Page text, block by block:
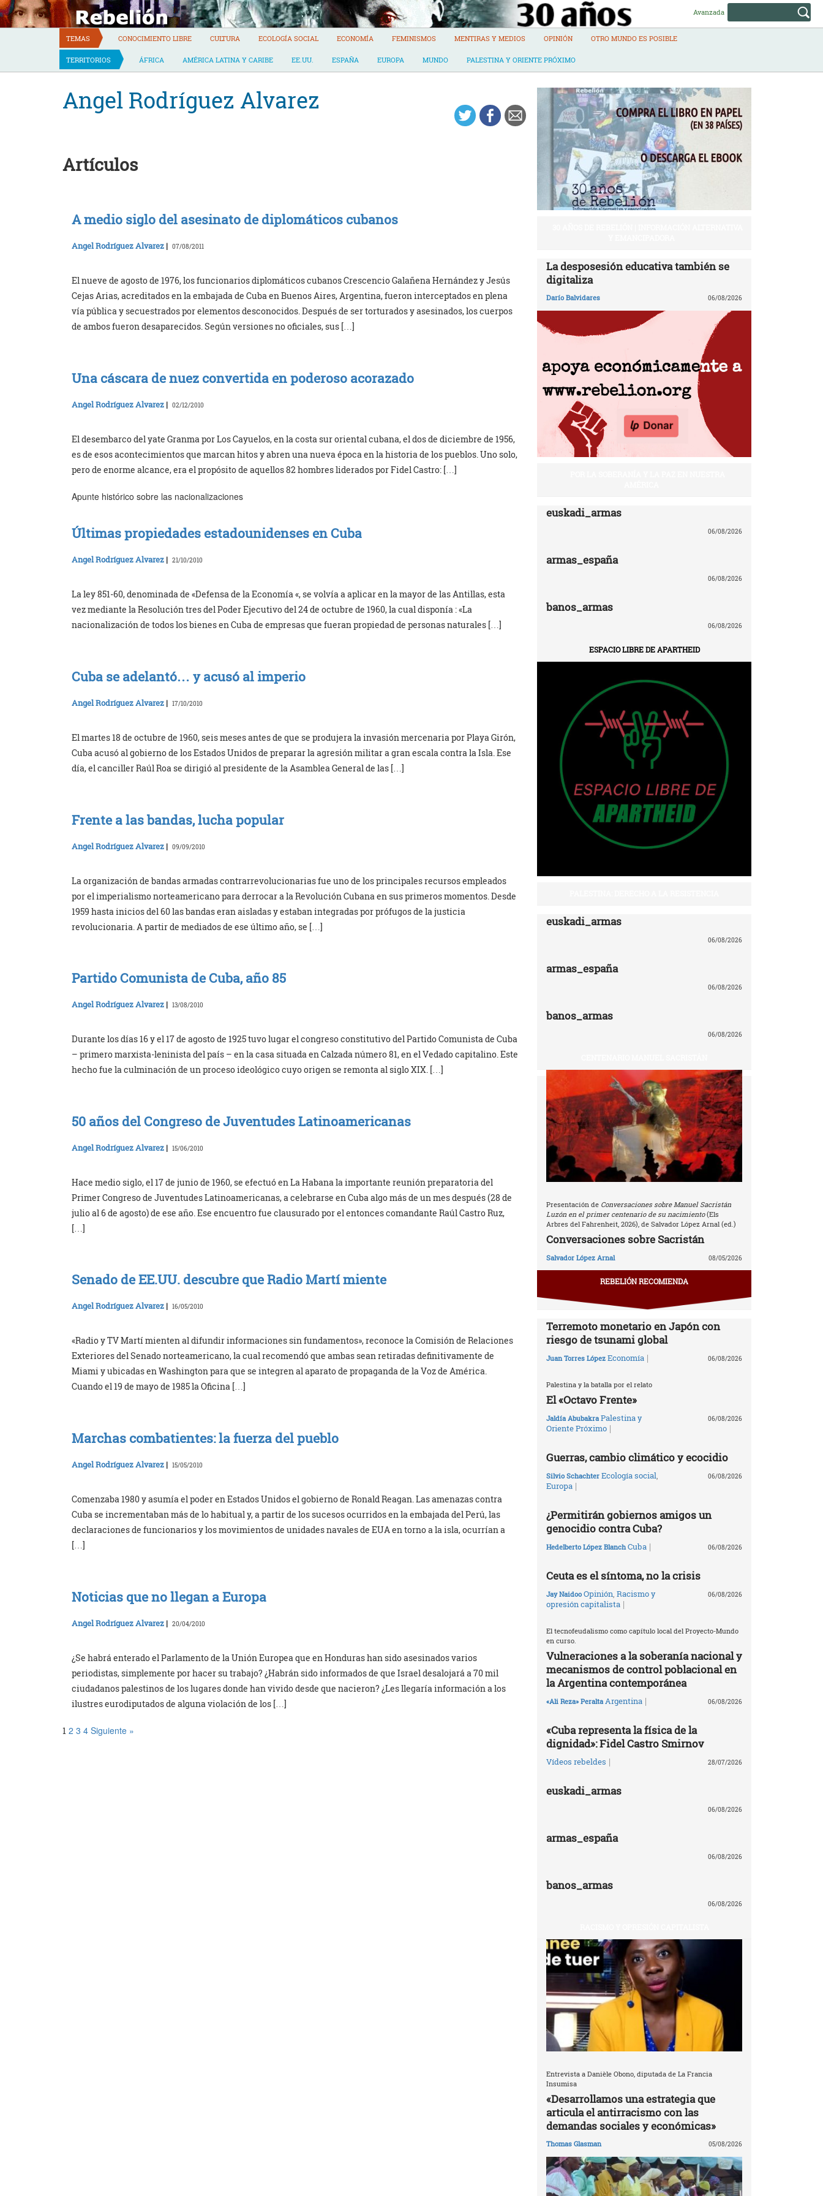
Skip
to
content
Avanzada
TEMAS CONOCIMIENTO LIBRE CULTURA ECOLOGÍA SOCIAL ECONOMÍA FEMINISMOS MENTIRAS Y MEDIOS OPINIÓN OTRO MUNDO ES POSIBLE
TERRITORIOS ÁFRICA AMÉRICA LATINA Y CARIBE EE.UU. ESPAÑA EUROPA MUNDO PALESTINA Y ORIENTE PRÓXIMO
Angel Rodríguez Alvarez
Artículos
A medio siglo del asesinato de diplomáticos cubanos
Angel Rodríguez Alvarez | 07/08/2011
El nueve de agosto de 1976, los funcionarios diplomáticos cubanos Crescencio Galañena Hernández y Jesús
Cejas Arias, acreditados en la embajada de Cuba en Buenos Aires, Argentina, fueron interceptados en plena
vía pública y secuestrados por elementos desconocidos. Después de ser torturados y asesinados, los cuerpos
de ambos fueron desaparecidos. Según versiones no oficiales, sus […]
Una cáscara de nuez convertida en poderoso acorazado
Angel Rodríguez Alvarez | 02/12/2010
El desembarco del yate Granma por Los Cayuelos, en la costa sur oriental cubana, el dos de diciembre de 1956,
es de esos acontecimientos que marcan hitos y abren una nueva época en la historia de los pueblos. Uno solo,
pero de enorme alcance, era el propósito de aquellos 82 hombres liderados por Fidel Castro: […]
Apunte histórico sobre las nacionalizaciones
Últimas propiedades estadounidenses en Cuba
Angel Rodríguez Alvarez | 21/10/2010
La ley 851-60, denominada de «Defensa de la Economía «, se volvía a aplicar en la mayor de las Antillas, esta
vez mediante la Resolución tres del Poder Ejecutivo del 24 de octubre de 1960, la cual disponía : «La
nacionalización de todos los bienes en Cuba de empresas que fueran propiedad de personas naturales […]
Cuba se adelantó… y acusó al imperio
Angel Rodríguez Alvarez | 17/10/2010
El martes 18 de octubre de 1960, seis meses antes de que se produjera la invasión mercenaria por Playa Girón,
Cuba acusó al gobierno de los Estados Unidos de preparar la agresión militar a gran escala contra la Isla. Ese
día, el canciller Raúl Roa se dirigió al presidente de la Asamblea General de las […]
Frente a las bandas, lucha popular
Angel Rodríguez Alvarez | 09/09/2010
La organización de bandas armadas contrarrevolucionarias fue uno de los principales recursos empleados
por el imperialismo norteamericano para derrocar a la Revolución Cubana en sus primeros momentos. Desde
1959 hasta inicios del 60 las bandas eran aisladas y estaban integradas por prófugos de la justicia
revolucionaria. A partir de mediados de ese último año, se […]
Partido Comunista de Cuba, año 85
Angel Rodríguez Alvarez | 13/08/2010
Durante los días 16 y el 17 de agosto de 1925 tuvo lugar el congreso constitutivo del Partido Comunista de Cuba
– primero marxista-leninista del país – en la casa situada en Calzada número 81, en el Vedado capitalino. Este
hecho fue la culminación de un proceso ideológico cuyo origen se remonta al siglo XIX. […]
50 años del Congreso de Juventudes Latinoamericanas
Angel Rodríguez Alvarez | 15/06/2010
Hace medio siglo, el 17 de junio de 1960, se efectuó en La Habana la importante reunión preparatoria del
Primer Congreso de Juventudes Latinoamericanas, a celebrarse en Cuba algo más de un mes después (28 de
julio al 6 de agosto) de ese año. Ese encuentro fue clausurado por el entonces comandante Raúl Castro Ruz,
[…]
Senado de EE.UU. descubre que Radio Martí miente
Angel Rodríguez Alvarez | 16/05/2010
«Radio y TV Martí mienten al difundir informaciones sin fundamentos», reconoce la Comisión de Relaciones
Exteriores del Senado norteamericano, la cual recomendó que ambas sean retiradas definitivamente de
Miami y ubicadas en Washington para que se integren al aparato de propaganda de la Voz de América.
Cuando el 19 de mayo de 1985 la Oficina […]
Marchas combatientes: la fuerza del pueblo
Angel Rodríguez Alvarez | 15/05/2010
Comenzaba 1980 y asumía el poder en Estados Unidos el gobierno de Ronald Reagan. Las amenazas contra
Cuba se incrementaban más de lo habitual y, a partir de los sucesos ocurridos en la embajada del Perú, las
declaraciones de funcionarios y los movimientos de unidades navales de EUA en torno a la isla, ocurrían a
[…]
Noticias que no llegan a Europa
Angel Rodríguez Alvarez | 20/04/2010
¿Se habrá enterado el Parlamento de la Unión Europea que en Honduras han sido asesinados varios
periodistas, simplemente por hacer su trabajo? ¿Habrán sido informados de que Israel desalojará a 70 mil
ciudadanos palestinos de los lugares donde han vivido desde que nacieron? ¿Les llegaría información a los
ilustres eurodiputados de alguna violación de los […]
1 2 3 4 Siguiente »
La desposesión educativa también se
digitaliza
Darío Balvidares 06/08/2026
euskadi_armas
06/08/2026
armas_españa
06/08/2026
banos_armas
06/08/2026
ESPACIO LIBRE DE APARTHEID
euskadi_armas
06/08/2026
armas_españa
06/08/2026
banos_armas
06/08/2026
Presentación de Conversaciones sobre Manuel Sacristán
Luzón en el primer centenario de su nacimiento(Els
Arbres del Fahrenheit, 2026), de Salvador López Arnal (ed.)
Conversaciones sobre Sacristán
Salvador López Arnal 08/05/2026
REBELIÓN RECOMIENDA
Terremoto monetario en Japón con
riesgo de tsunami global
Juan Torres López Economía | 06/08/2026
Palestina y la batalla por el relato
El «Octavo Frente»
Jaldía Abubakra Palestina y
Oriente Próximo |
06/08/2026
Guerras, cambio climático y ecocidio
Silvio Schachter Ecología social
Europa |
06/08/2026
¿Permitirán gobiernos amigos un
genocidio contra Cuba?
Hedelberto López Blanch Cuba | 06/08/2026
Ceuta es el síntoma, no la crisis
Jay Naidoo Opinión Racismo y
opresión capitalista |
06/08/2026
El tecnofeudalismo como capítulo local del Proyecto-Mundo
en curso.
Vulneraciones a la soberanía nacional y
mecanismos de control poblacional en
la Argentina contemporánea
«Ali Reza» Peralta Argentina | 06/08/2026
«Cuba representa la física de la
dignidad»: Fidel Castro Smirnov
Vídeos rebeldes | 28/07/2026
euskadi_armas
06/08/2026
armas_españa
06/08/2026
banos_armas
06/08/2026
Entrevista a Danièle Obono, diputada de La Francia
Insumisa
«Desarrollamos una estrategia que
articula el antirracismo con las
demandas sociales y económicas»
Thomas Glasman 05/08/2026